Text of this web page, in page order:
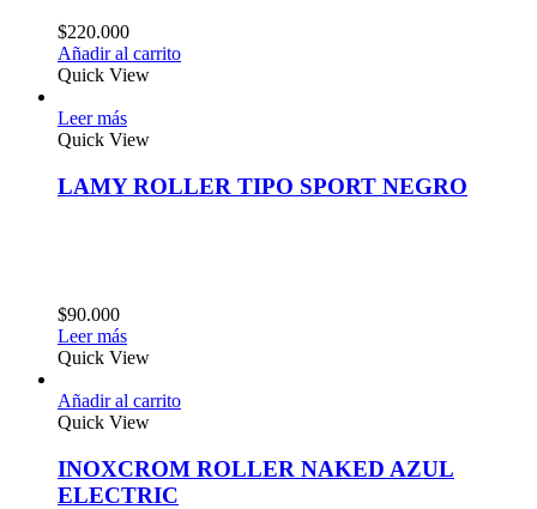
$220.000
Añadir al carrito
Quick View
Leer más
Quick View
LAMY ROLLER TIPO SPORT NEGRO
$90.000
Leer más
Quick View
Añadir al carrito
Quick View
INOXCROM ROLLER NAKED AZUL
ELECTRIC